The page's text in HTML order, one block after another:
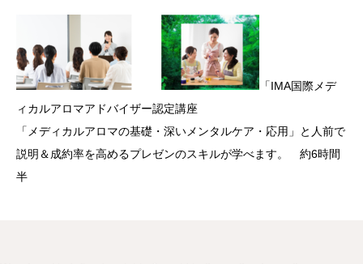
「IMA国際メデ
ィカルアロマアドバイザー認定講座
「メディカルアロマの基礎・深いメンタルケア・応用」と人前で
説明＆成約率を高めるプレゼンのスキルが学べます。 約6時間
半
メディカルアロマとは
認定講座